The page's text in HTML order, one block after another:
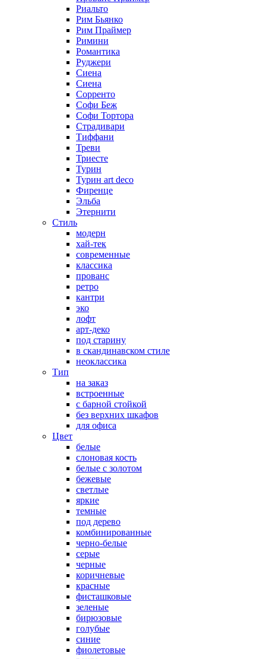
Риальто
Рим Бьянко
Рим Праймер
Римини
Романтика
Руджери
Сиена
Сиена
Сорренто
Софи Беж
Софи Тортора
Страдивари
Тиффани
Треви
Триесте
Турин
Турин art deco
Фиренце
Эльба
Этернити
Стиль
модерн
хай-тек
современные
классика
прованс
ретро
кантри
эко
лофт
арт-деко
под старину
в скандинавском стиле
неоклассика
Тип
на заказ
встроенные
с барной стойкой
без верхних шкафов
для офиса
Цвет
белые
слоновая кость
белые с золотом
бежевые
светлые
яркие
темные
под дерево
комбинированные
черно-белые
серые
черные
коричневые
красные
фисташковые
зеленые
бирюзовые
голубые
синие
фиолетовые